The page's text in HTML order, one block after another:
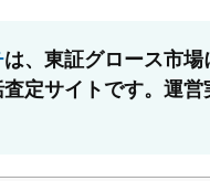
は、東証グロース市
定サイトです。運